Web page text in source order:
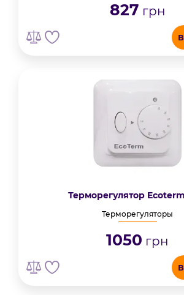
827 грн
Терморегулятор
Терморегуляторы
1050 грн